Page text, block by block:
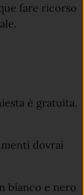
fare ricorso
è gratuita.
dovrai
bianco e nero